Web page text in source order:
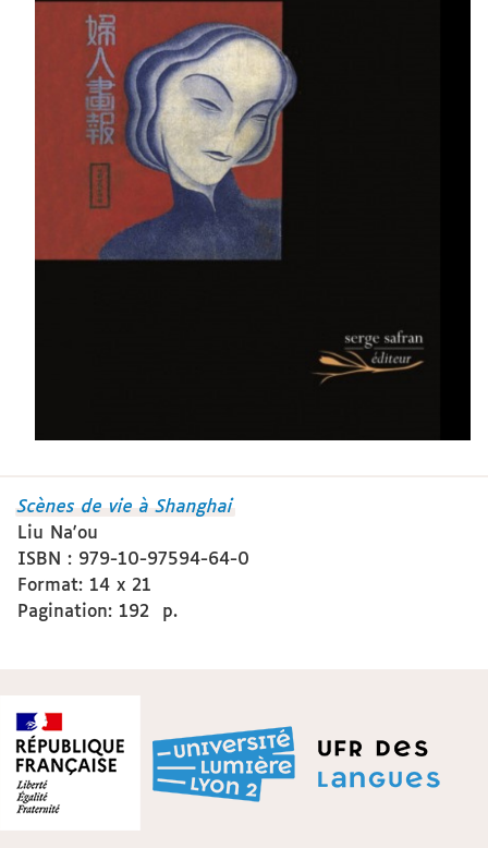
Scènes de vie à Shanghai
Liu Na'ou
ISBN : 979-10-97594-64-0
Format: 14 x 21
Pagination: 192 p.